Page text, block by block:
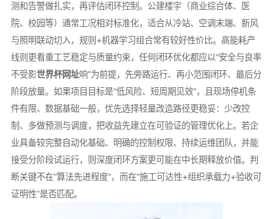
测和告警做扎实，再评估闭环控制。公建楼宇（商业综合体、医
院、校园等）通常工况相对标准化，适合从冷站、空调末端、新风
与照明联动切入，规则+机器学习组合常有较好性价比。高能耗产
线则更看重工艺稳定与质量约束，任何闭环优化都应以“安全与良率
不受影世界杯网址响”为前提，先旁路运行、再小范围闭环、最后分
阶段放量。如果项目目标是“低风险、短周期见效”，且现场停机条
件有限、数据基础一般，优先选择轻量改造路径更稳妥：少改控
制、多做预测与调度，把收益先建立在可验证的管理优化上。若企
业具备较完整自动化基础、明确的控制权限、持续运维团队，并能
接受分阶段试运行，则深度闭环方案更可能在中长期释放价值。判
断关键不在“算法先进程度”，而在“施工可达性+组织承载力+验收可
证明性”是否匹配。